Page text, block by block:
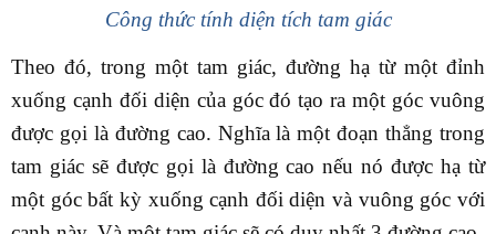
Công thức tính diện tích tam giác
Theo đó, trong một tam giác, đường hạ từ một đỉnh
xuống cạnh đối diện của góc đó tạo ra một góc vuông
được gọi là đường cao. Nghĩa là một đoạn thẳng trong
tam giác sẽ được gọi là đường cao nếu nó được hạ từ
một góc bất kỳ xuống cạnh đối diện và vuông góc với